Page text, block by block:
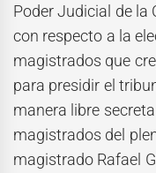
Poder Judicial de la
con respecto a la
magistrados que
para presidir el
manera libre
magistrados del
magistrado Rafael